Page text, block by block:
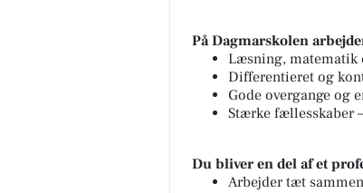
På Dagmarskolen
Læsning, matematik
Differentieret og
Gode overgange og
Stærke fællesskaber
Du bliver en del af et
Arbejder tæt